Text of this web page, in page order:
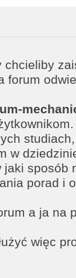
forum
w
sposób
porad i
a ja na
więc